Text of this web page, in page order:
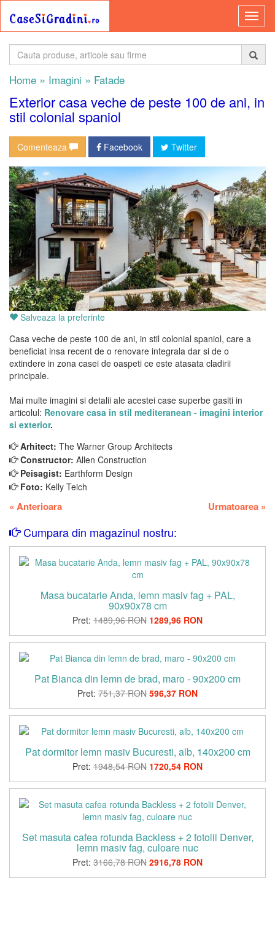
Home » Imagini » Fatade
Exterior casa veche de peste 100 de ani, in
stil colonial spaniol
Comenteaza Facebook Twitter
Salveaza la preferinte
Casa veche de peste 100 de ani, in stil colonial spaniol, care a
beneficiat insa recent de o renovare integrala dar si de o
extindere in zona casei de oaspeti ce este atasata cladirii
principale.
Mai multe imagini si detalii ale acestei case superbe gasiti in
articolul: Renovare casa in stil mediteranean - imagini interior
si exterior.
Arhitect: The Warner Group Architects
Constructor: Allen Construction
Peisagist: Earthform Design
Foto: Kelly Teich
« Anterioara Urmatoarea »
Cumpara din magazinul nostru:
Masa bucatarie Anda, lemn masiv fag + PAL,
90x90x78 cm
Pret: 1489,96 RON 1289,96 RON
Pat Bianca din lemn de brad, maro - 90x200 cm
Pret: 751,37 RON 596,37 RON
Pat dormitor lemn masiv Bucuresti, alb, 140x200 cm
Pret: 1948,54 RON 1720,54 RON
Set masuta cafea rotunda Backless + 2 fotolii Denver,
lemn masiv fag, culoare nuc
Pret: 3166,78 RON 2916,78 RON